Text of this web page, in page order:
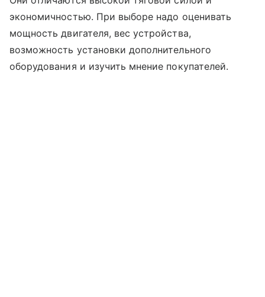
экономичностью. При выборе надо оценивать
мощность двигателя, вес устройства,
возможность установки дополнительного
оборудования и изучить мнение покупателей.